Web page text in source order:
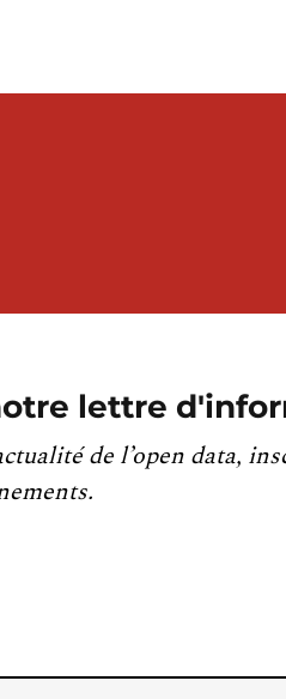
lettre
de l’open data,